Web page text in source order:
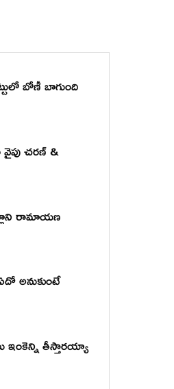
బోణీ బాగుంది
వైపు చరణ్ &
రామాయణ
అనుకుంటే
ఇంకెన్ని తీస్తారయ్యా